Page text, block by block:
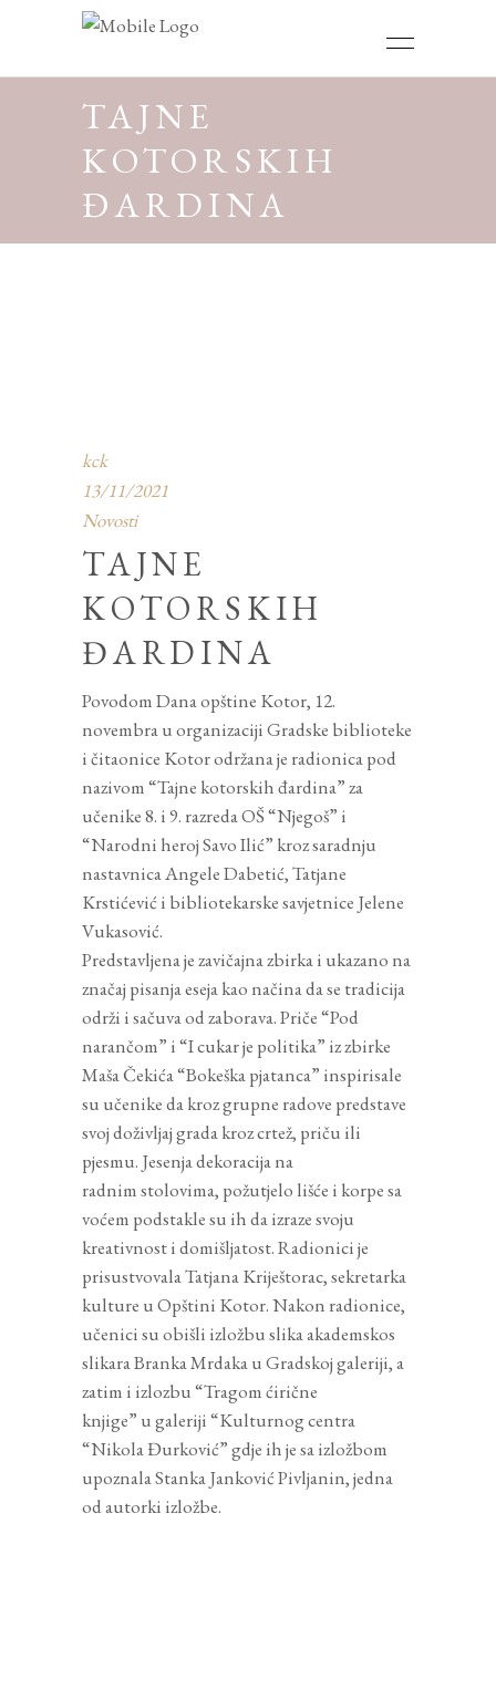
TAJNE
KOTORSKIH
ĐARDINA
kck
13/11/2021
Novosti
TAJNE
KOTORSKIH
ĐARDINA
Povodom Dana opštine Kotor, 12.
novembra u organizaciji Gradske biblioteke
i čitaonice Kotor održana je radionica pod
nazivom “Tajne kotorskih đardina” za
učenike 8. i 9. razreda OŠ “Njegoš” i
“Narodni heroj Savo Ilić” kroz saradnju
nastavnica Angele Dabetić, Tatjane
Krstićević i bibliotekarske savjetnice Jelene
Vukasović.
Predstavljena je zavičajna zbirka i ukazano na
značaj pisanja eseja kao načina da se tradicija
održi i sačuva od zaborava. Priče “Pod
narančom” i “I cukar je politika” iz zbirke
Maša Čekića “Bokeška pjatanca” inspirisale
su učenike da kroz grupne radove predstave
svoj doživljaj grada kroz crtež, priču ili
pjesmu. Jesenja dekoracija na
radnim stolovima, požutjelo lišće i korpe sa
voćem podstakle su ih da izraze svoju
kreativnost i domišljatost. Radionici je
prisustvovala Tatjana Kriještorac, sekretarka
kulture u Opštini Kotor. Nakon radionice,
učenici su obišli izložbu slika akademskos
slikara Branka Mrdaka u Gradskoj galeriji, a
zatim i izlozbu “Tragom ćirične
knjige” u galeriji “Kulturnog centra
“Nikola Đurković” gdje ih je sa izložbom
upoznala Stanka Janković Pivljanin, jedna
od autorki izložbe.